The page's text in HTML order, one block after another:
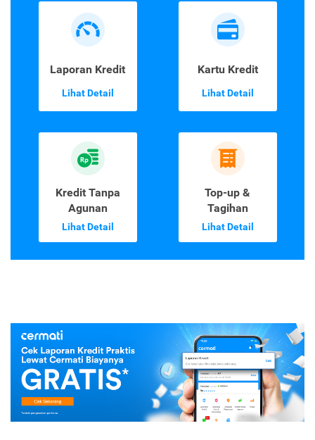
Laporan Kredit
Lihat Detail
Kartu Kredit
Lihat Detail
Kredit Tanpa
Agunan
Lihat Detail
Top-up &
Tagihan
Lihat Detail